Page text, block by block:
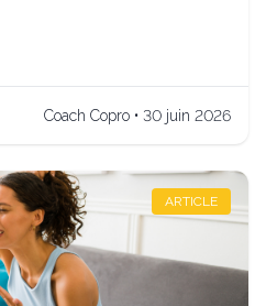
Coach Copro • 30 juin 2026
ARTICLE